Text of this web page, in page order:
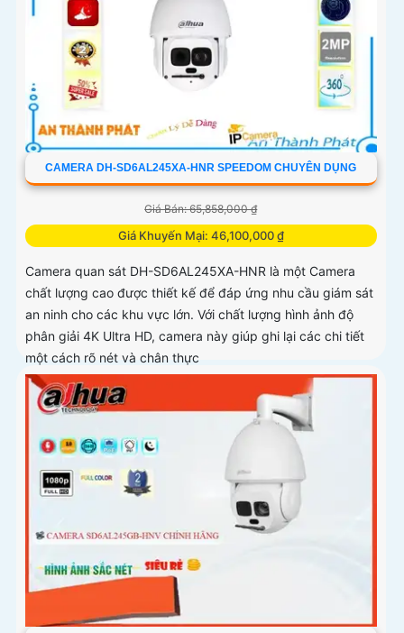
CAMERA DH-SD6AL245XA-HNR SPEEDOM CHUYÊN DỤNG
Giá Bán: 65,858,000 ₫
Giá Khuyến Mại: 46,100,000 ₫
Camera quan sát DH-SD6AL245XA-HNR là một Camera
chất lượng cao được thiết kế để đáp ứng nhu cầu giám sát
an ninh cho các khu vực lớn. Với chất lượng hình ảnh độ
phân giải 4K Ultra HD, camera này giúp ghi lại các chi tiết
một cách rõ nét và chân thực